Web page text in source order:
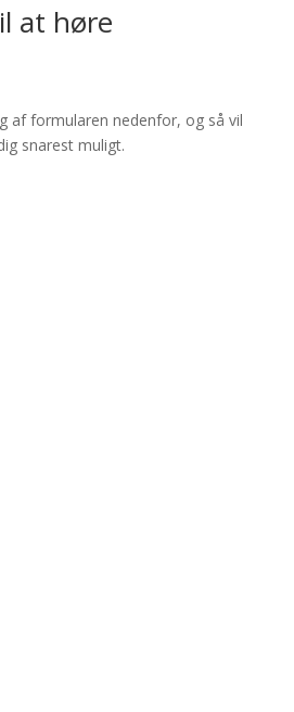
at høre
af formularen nedenfor, og så vil
snarest muligt.